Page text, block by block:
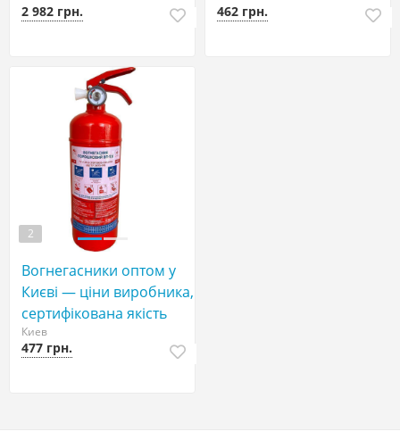
2 982 грн. 462 грн.
2
Вогнегасники оптом у
Києві — ціни виробника,
сертифікована якість
Киев
477 грн.